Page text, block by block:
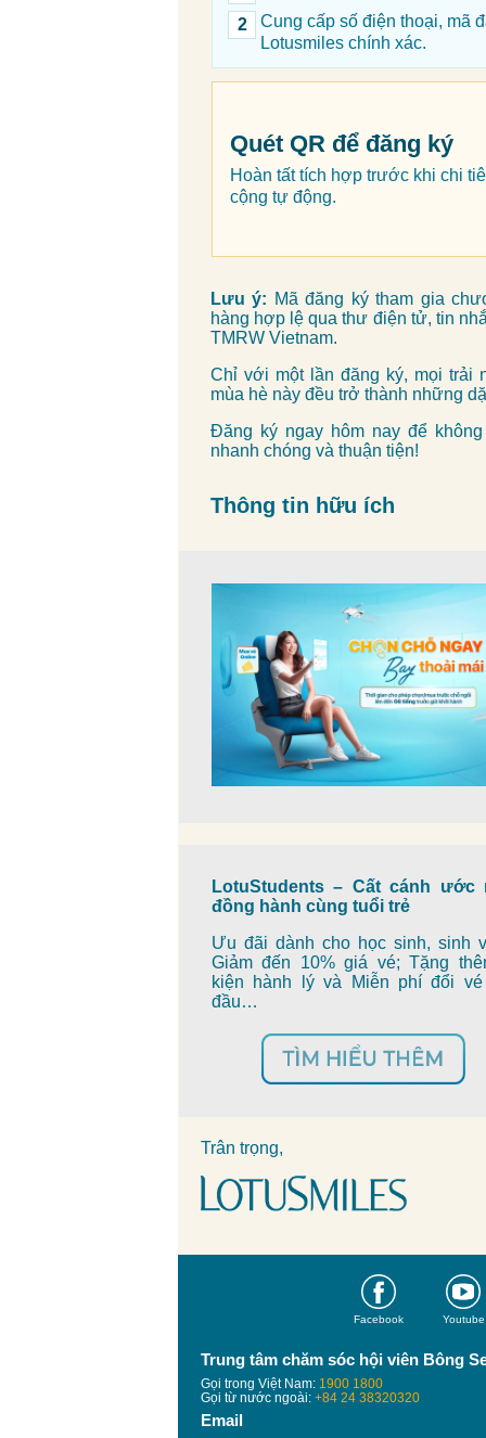
2
Cung cấp số điện thoại, mã
Lotusmiles chính xác.
Quét QR để đăng ký
Hoàn tất tích hợp trước khi chi
cộng tự động.
Lưu ý: Mã đăng ký tham gia
hàng hợp lệ qua thư điện tử, tin
TMRW Vietnam.
Chỉ với một lần đăng ký, mọi trải
mùa hè này đều trở thành những
Đăng ký ngay hôm nay để
nhanh chóng và thuận tiện!
Thông tin hữu ích
LotuStudents – Cất cánh ước
đồng hành cùng tuổi trẻ
Ưu đãi dành cho học sinh, sinh
Giảm đến 10% giá vé; Tặng
kiện hành lý và Miễn phí đổi
đầu…
Trân trọng,
Facebook Youtube
Trung tâm chăm sóc hội viên Bông
Gọi trong Việt Nam: 1900 1800
Gọi từ nước ngoài: +84 24 38320320
Email